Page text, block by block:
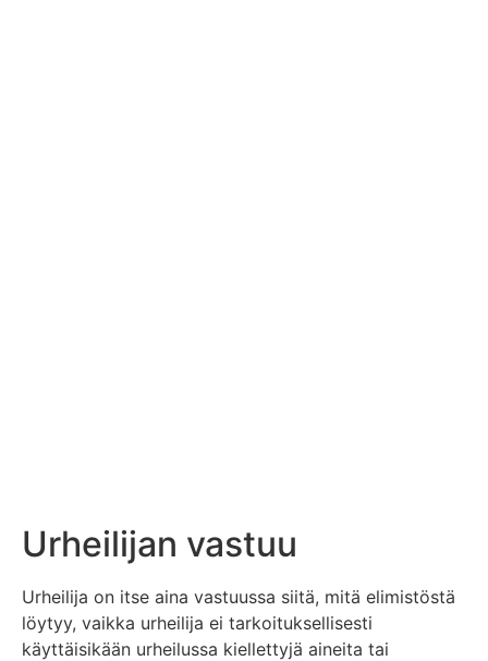
Urheilijan vastuu
Urheilija on itse aina vastuussa siitä, mitä elimistöstä
löytyy, vaikka urheilija ei tarkoituksellisesti
käyttäisikään urheilussa kiellettyjä aineita tai